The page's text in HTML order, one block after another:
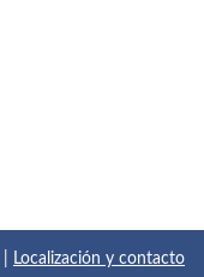
Localización y contacto